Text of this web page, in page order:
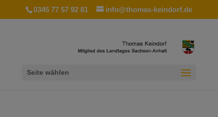
0345 77 57 92 81 info@thomas-keindorf.de
Seite wählen